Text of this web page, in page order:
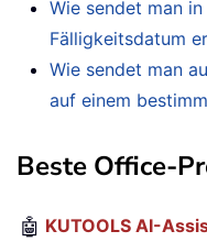
Wie sendet man
Fälligkeitsdatum
Wie sendet man
auf einem
Beste Office-
🤖 KUTOOLS AI-